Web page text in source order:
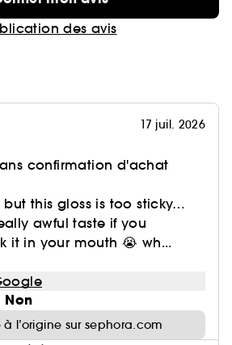
des avis
17 juil. 2026
confirmation d'achat
this gloss is too sticky…
awful taste if you
it in your mouth 😭 wh...
Non
à l’origine sur sephora.com